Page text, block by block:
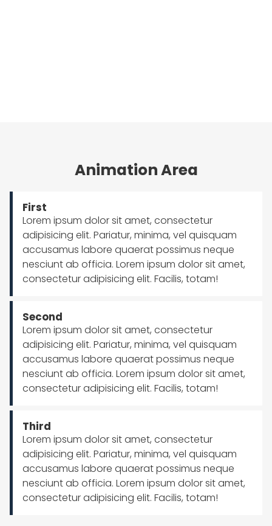
HOME
SERVICES
SERVICE DETAIL
Animation Area
First
Lorem ipsum dolor sit amet, consectetur
adipisicing elit. Pariatur, minima, vel quisquam
accusamus labore quaerat possimus neque
nesciunt ab officia. Lorem ipsum dolor sit amet,
consectetur adipisicing elit. Facilis, totam!
Second
Lorem ipsum dolor sit amet, consectetur
adipisicing elit. Pariatur, minima, vel quisquam
accusamus labore quaerat possimus neque
nesciunt ab officia. Lorem ipsum dolor sit amet,
consectetur adipisicing elit. Facilis, totam!
Third
Lorem ipsum dolor sit amet, consectetur
adipisicing elit. Pariatur, minima, vel quisquam
accusamus labore quaerat possimus neque
nesciunt ab officia. Lorem ipsum dolor sit amet,
consectetur adipisicing elit. Facilis, totam!